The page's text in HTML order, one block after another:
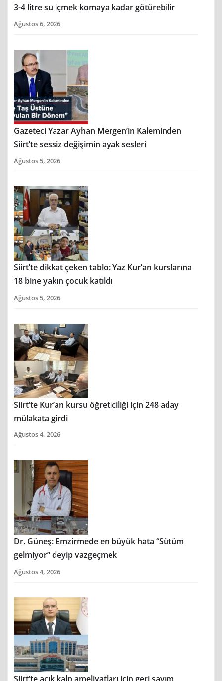
3-4 litre su içmek komaya kadar götürebilir
Ağustos 6, 2026
Gazeteci Yazar Ayhan Mergen’in Kaleminden
Siirt’te sessiz değişimin ayak sesleri
Ağustos 5, 2026
Siirt’te dikkat çeken tablo: Yaz Kur’an kurslarına
18 bine yakın çocuk katıldı
Ağustos 5, 2026
Siirt’te Kur’an kursu öğreticiliği için 248 aday
mülakata girdi
Ağustos 4, 2026
Dr. Güneş: Emzirmede en büyük hata “Sütüm
gelmiyor” deyip vazgeçmek
Ağustos 4, 2026
Siirt’te açık kalp ameliyatları için geri sayım